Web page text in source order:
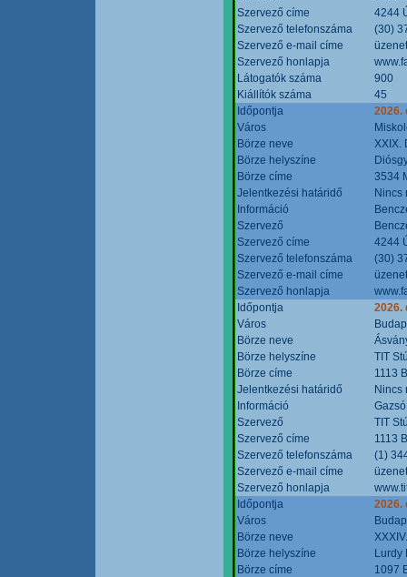
Szervező címe
4244
Szervező telefonszáma
(30)
Szervező e-mail címe
Szervező honlapja
Látogatók száma
900
Kiállítók száma
45
Időpontja
2026.
Város
Börze neve
XXIX.
Börze helyszíne
Börze címe
3534
Jelentkezési határidő
Nincs
Információ
Szervező
Szervező címe
4244
Szervező telefonszáma
(30)
Szervező e-mail címe
Szervező honlapja
Időpontja
2026.
Város
Börze neve
Börze helyszíne
TIT
Börze címe
1113
Jelentkezési határidő
Nincs
Információ
Szervező
TIT
Szervező címe
1113
Szervező telefonszáma
(1)
Szervező e-mail címe
Szervező honlapja
Időpontja
2026.
Város
Börze neve
Börze helyszíne
Lurdy
Börze címe
1097